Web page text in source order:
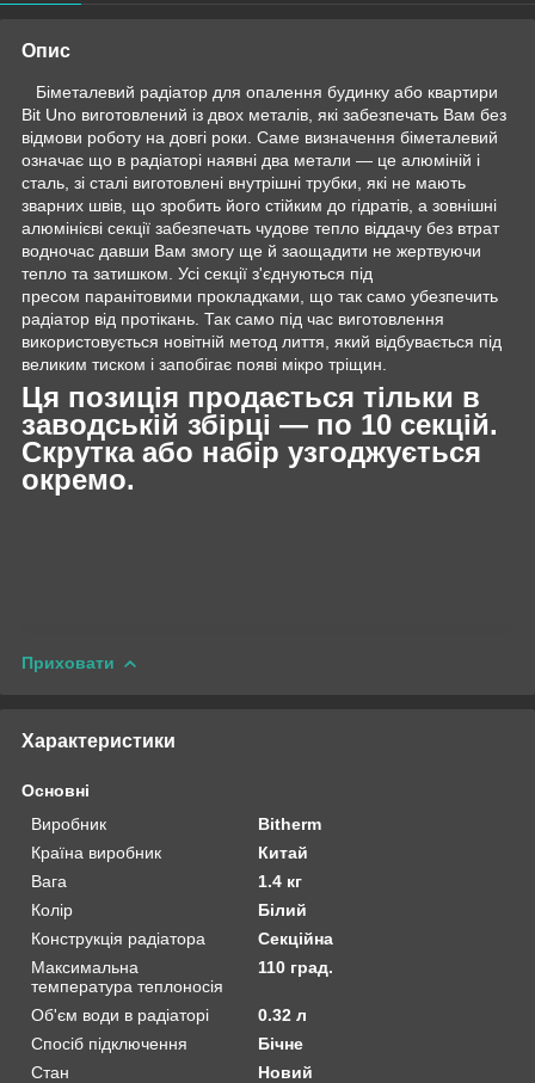
Опис
Біметалевий радіатор для опалення будинку або квартири
Bit Uno виготовлений із двох металів, які забезпечать Вам без
відмови роботу на довгі роки. Саме визначення біметалевий
означає що в радіаторі наявні два метали — це алюміній і
сталь, зі сталі виготовлені внутрішні трубки, які не мають
зварних швів, що зробить його стійким до гідратів, а зовнішні
алюмінієві секції забезпечать чудове тепло віддачу без втрат
водночас давши Вам змогу ще й заощадити не жертвуючи
тепло та затишком. Усі секції з'єднуються під
пресом паранітовими прокладками, що так само убезпечить
радіатор від протікань. Так само під час виготовлення
використовується новітній метод лиття, який відбувається під
великим тиском і запобігає появі мікро тріщин.
Ця позиція продається тільки в
заводській збірці — по 10 секцій.
Скрутка або набір узгоджується
окремо.
Приховати
Характеристики
Основні
Виробник
Bitherm
Країна виробник
Китай
Вага
1.4 кг
Колір
Білий
Конструкція радіатора
Секційна
Максимальна
температура теплоносія
110 град.
Об'єм води в радіаторі
0.32 л
Спосіб підключення
Бічне
Стан
Новий